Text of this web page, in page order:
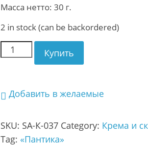
Масса нетто: 30 г.
2 in stock (can be backordered)
Купить
Добавить в желаемые
SKU: SA-К-037 Category: Крема и
Tag: «Пантика»